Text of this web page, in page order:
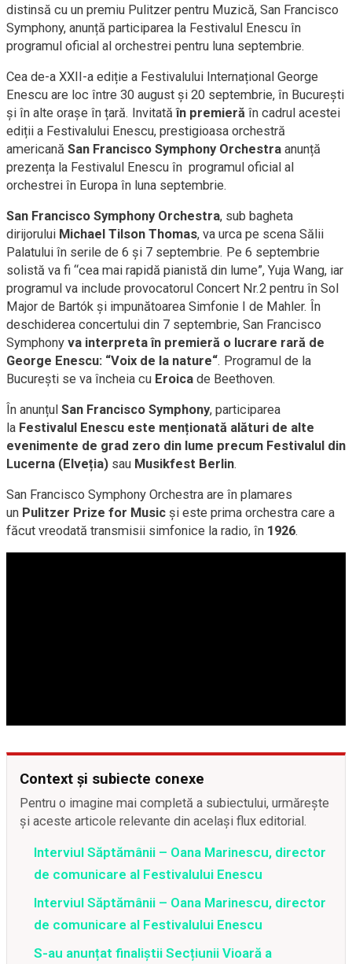
distinsă cu un premiu Pulitzer pentru Muzică, San Francisco
Symphony, anunță participarea la Festivalul Enescu în
programul oficial al orchestrei pentru luna septembrie.
Cea de-a XXII-a ediție a Festivalului Internațional George
Enescu are loc între 30 august și 20 septembrie, în București
și în alte orașe în țară. Invitatăîn premieră în cadrul acestei
ediții a Festivalului Enescu, prestigioasa orchestră
americană San Francisco Symphony Orchestra anunță
prezența la Festivalul Enescu în programul oficial al
orchestrei în Europa în luna septembrie.
San Francisco Symphony Orchestra, sub bagheta
dirijorului Michael Tilson Thomas, va urca pe scena Sălii
Palatului în serile de 6 și 7 septembrie. Pe 6 septembrie
solistă va fi “cea mai rapidă pianistă din lume”, Yuja Wang, iar
programul va include provocatorul Concert Nr.2 pentru în Sol
Major de Bartók și impunătoarea Simfonie I de Mahler. În
deschiderea concertului din 7 septembrie, San Francisco
Symphony va interpreta în premieră o lucrare rară de
George Enescu: “Voix de la nature“. Programul de la
București se va încheia cu Eroica de Beethoven.
În anunțul San Francisco Symphony, participarea
la Festivalul Enescu este menționată alături de alte
evenimente de grad zero din lume precum Festivalul din
Lucerna (Elveția) sau Musikfest Berlin.
San Francisco Symphony Orchestra are în plamares
un Pulitzer Prize for Music și este prima orchestra care a
făcut vreodată transmisii simfonice la radio, în 1926.
Context și subiecte conexe
Pentru o imagine mai completă a subiectului, urmărește
și aceste articole relevante din același flux editorial.
Interviul Săptămânii – Oana Marinescu, director
de comunicare al Festivalului Enescu
Interviul Săptămânii – Oana Marinescu, director
de comunicare al Festivalului Enescu
S-au anunțat finaliștii Secțiunii Vioară a